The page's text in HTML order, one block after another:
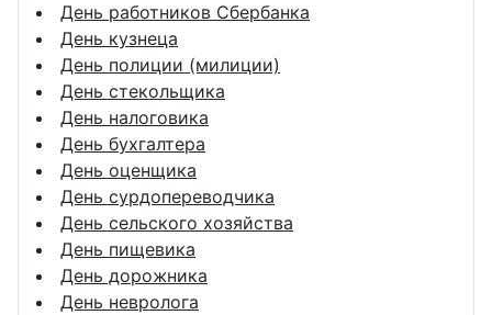
День работников Сбербанка
День кузнеца
День полиции (милиции)
День стекольщика
День налоговика
День бухгалтера
День оценщика
День сурдопереводчика
День сельского хозяйства
День пищевика
День дорожника
День невролога